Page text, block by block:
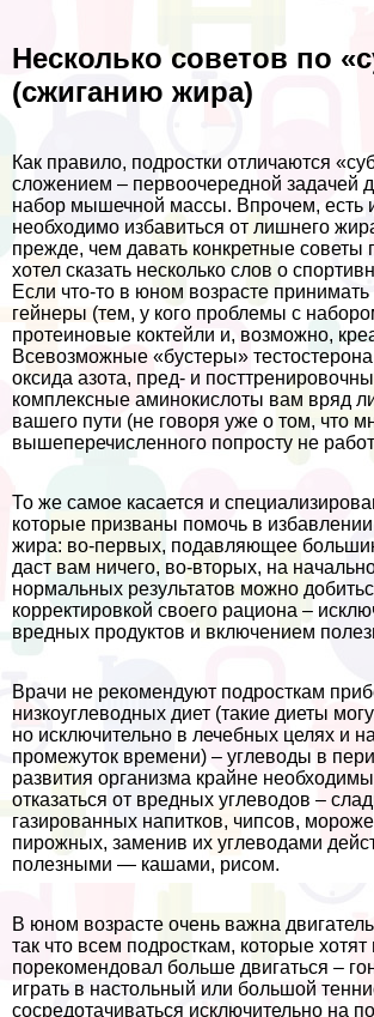
Несколько советов по
(сжиганию жира)
Как правило, подростки отличаются
сложением – первоочередной задачей
набор мышечной массы. Впрочем, есть
необходимо избавиться от лишнего
прежде, чем давать конкретные советы
хотел сказать несколько слов о
Если что-то в юном возрасте принимать
гeйнеры (тем, у кого проблемы с
протеиновые коктейли и, возможно,
Всевозможные «бустеры»
оксида азота, пред- и
комплексные аминокислоты вам вряд
вашего пути (не говоря уже о том, что
вышеперечисленного попросту не
То же самое касается и
которые призваны помочь в
жира: во-первых, подавляющее
даст вам ничего, во-вторых, на
нормальных результатов можно
корректировкой своего рациона –
вредных продуктов и включением
Врачи не рекомендуют подросткам
низкоуглеводных диет (такие диеты
но исключительно в лечебных целях и
промежуток времени) – углеводы в
развития организма крайне
отказаться от вредных углеводов –
газированных напитков, чипсов,
пирожных, заменив их углеводами
полезными — кашами, рисом.
В юном возрасте очень важна
так что всем подросткам, которые хотят
порекомендовал больше двигаться –
играть в настольный или большой
сосредотачиваться исключительно на